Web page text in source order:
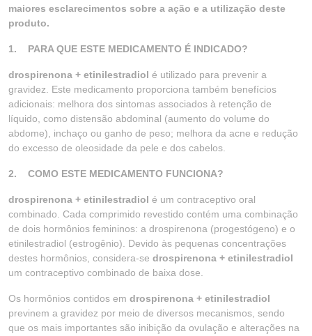
maiores esclarecimentos sobre a ação e a utilização deste
produto.
1. PARA QUE ESTE MEDICAMENTO É INDICADO?
drospirenona + etinilestradiol é utilizado para prevenir a
gravidez. Este medicamento proporciona também benefícios
adicionais: melhora dos sintomas associados à retenção de
líquido, como distensão abdominal (aumento do volume do
abdome), inchaço ou ganho de peso; melhora da acne e redução
do excesso de oleosidade da pele e dos cabelos.
2. COMO ESTE MEDICAMENTO FUNCIONA?
drospirenona + etinilestradiol é um contraceptivo oral
combinado. Cada comprimido revestido contém uma combinação
de dois hormônios femininos: a drospirenona (progestógeno) e o
etinilestradiol (estrogênio). Devido às pequenas concentrações
destes hormônios, considera-se drospirenona + etinilestradiol
um contraceptivo combinado de baixa dose.
Os hormônios contidos em drospirenona + etinilestradiol
previnem a gravidez por meio de diversos mecanismos, sendo
que os mais importantes são inibição da ovulação e alterações na